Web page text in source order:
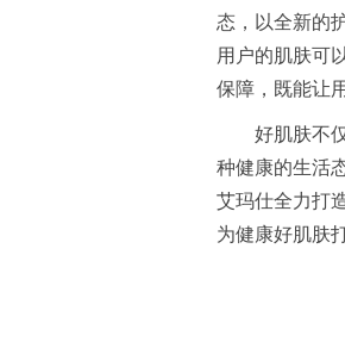
态，以全新的
用户的肌肤可
保障，既能让
好肌肤不
种健康的生活
艾玛仕全力打
为健康好肌肤